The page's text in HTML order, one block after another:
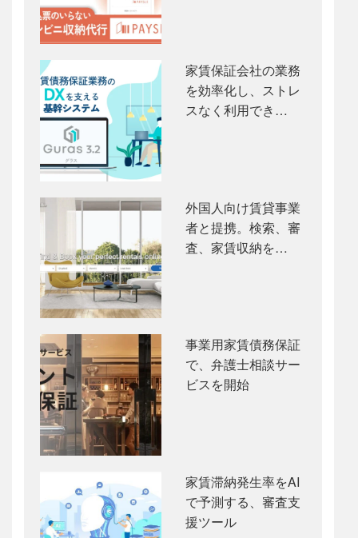
家賃保証会社の業務
を効率化し、ストレ
スなく利用でき…
外国人向け賃貸事業
者と提携。検索、審
査、家賃収納を…
事業用家賃債務保証
で、弁護士相談サー
ビスを開始
家賃滞納発生率をAI
で予測する、審査支
援ツール